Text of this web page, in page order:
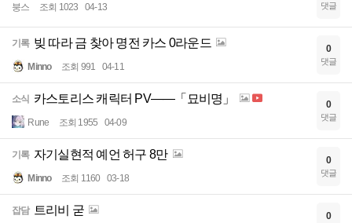
붕스 조회 1023 04-13 댓글
기록 빚 따라 금 찾아 명전 카스 0라운드
Minno 조회 991 04-11
0
댓글
소식 카스토리스 캐릭터 PV——「묘비명」
Rune 조회 1955 04-09
0
댓글
기록 자기실현적 예언 허구 8만
Minno 조회 1160 03-18
0
댓글
잡담 트리비 굳 0